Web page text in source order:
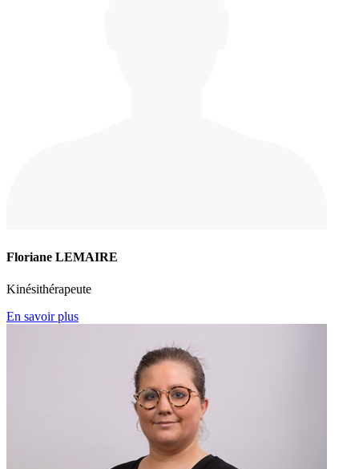
Floriane LEMAIRE
Kinésithérapeute
En savoir plus